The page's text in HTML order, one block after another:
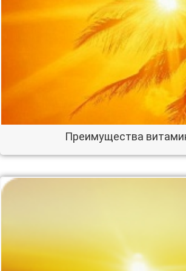
Преимущества